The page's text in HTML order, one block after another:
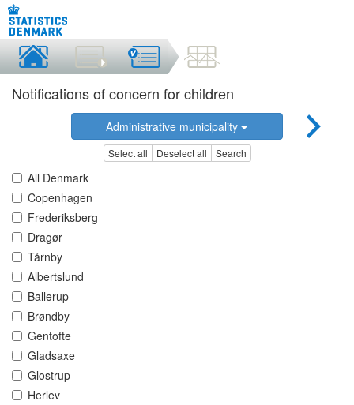
Notifications of concern for children
Administrative municipality
Select all Deselect all Search
All Denmark
Copenhagen
Frederiksberg
Dragør
Tårnby
Albertslund
Ballerup
Brøndby
Gentofte
Gladsaxe
Glostrup
Herlev